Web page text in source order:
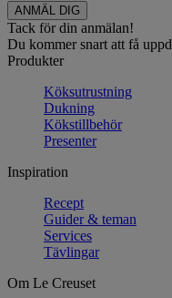
Tack för din anmälan!
Du kommer snart att få
Produkter
Köksutrustning
Dukning
Kökstillbehör
Presenter
Inspiration
Recept
Guider & teman
Services
Tävlingar
Om Le Creuset